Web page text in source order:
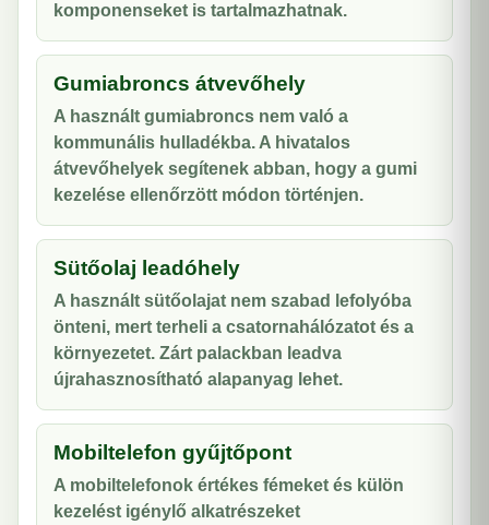
komponenseket is tartalmazhatnak.
Gumiabroncs átvevőhely
A használt gumiabroncs nem való a
kommunális hulladékba. A hivatalos
átvevőhelyek segítenek abban, hogy a gumi
kezelése ellenőrzött módon történjen.
Sütőolaj leadóhely
A használt sütőolajat nem szabad lefolyóba
önteni, mert terheli a csatornahálózatot és a
környezetet. Zárt palackban leadva
újrahasznosítható alapanyag lehet.
Mobiltelefon gyűjtőpont
A mobiltelefonok értékes fémeket és külön
kezelést igénylő alkatrészeket